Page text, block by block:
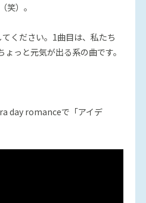
笑）。
てください。1曲目は、私たち
っと元気が出る系の曲です。
day romanceで「アイデ